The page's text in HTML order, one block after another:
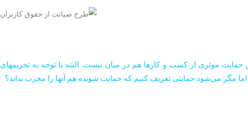
موثری از کسب و کارها هم در میان نیست. البته با توجه به تحریمهای
می‌شود حمایتی تعریف کنیم که حمایت شونده هم آنها را مخرب بداند؟